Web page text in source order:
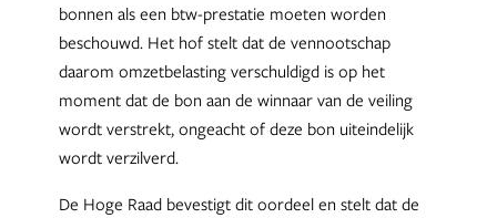
bonnen als een btw-prestatie moeten worden
beschouwd. Het hof stelt dat de vennootschap
daarom omzetbelasting verschuldigd is op het
moment dat de bon aan de winnaar van de veiling
wordt verstrekt, ongeacht of deze bon uiteindelijk
wordt verzilverd.
De Hoge Raad bevestigt dit oordeel en stelt dat de